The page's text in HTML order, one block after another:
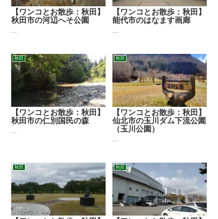
【ワンコとお散歩：秋田】
秋田市の河辺へそ公園
...
【ワンコとお散歩：秋田】
能代市のはなます画廊
...
秋田
【ワンコとお散歩：秋田】
秋田市の仁別国民の森
...
秋田
【ワンコとお散歩：秋田】
仙北市の玉川ダム下流公園
（玉川公園）
...
秋田 秋田